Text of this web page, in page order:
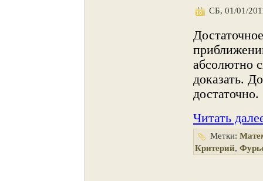
СБ, 01/01/
абсолютно
доказать.
достаточно.
Читать
Метки:
Критерий,